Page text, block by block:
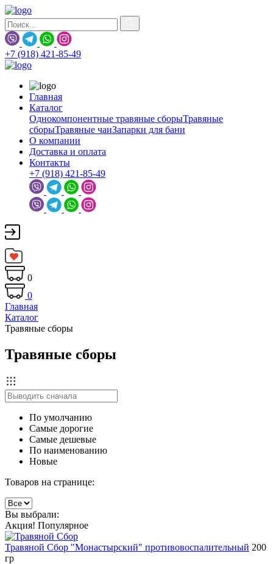
+7 (918) 421-85-49
Главная
Каталог
Однокомпонентные травяные сборыТравяные
сборыТравяные чаиЗапарки для бани
О компании
Доставка и оплата
Контакты
+7 (918) 421-85-49
0
0
Главная
Каталог
Травяные сборы
Травяные сборы
По умолчанию
Самые дорогие
Самые дешевые
По наименованию
Новые
Товаров на странице:
Вы выбрали:
Акция! Популярное
Травяной Сбор "Монастырский" противовоспалительный 200
гр